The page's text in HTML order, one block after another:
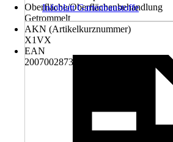
Oberfläche/Oberflächenbehandlung
Getrommelt
AKN (Artikelkurznummer)
X1VX
EAN
2007002873012
Infoblatt Gartenbaustoffe